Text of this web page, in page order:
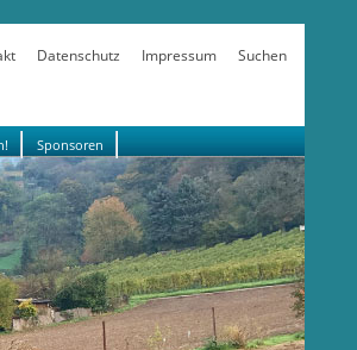
Datenschutz Impressum Suchen
Sponsoren